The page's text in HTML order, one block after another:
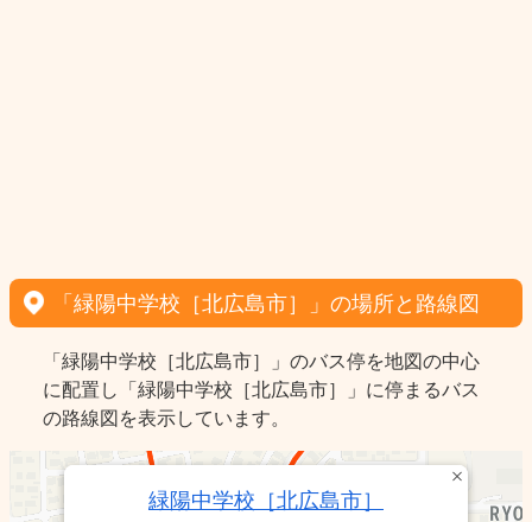
「緑陽中学校［北広島市］」の場所と路線図
「緑陽中学校［北広島市］」のバス停を地図の中心
に配置し「緑陽中学校［北広島市］」に停まるバス
の路線図を表示しています。
緑陽中学校［北広島市］